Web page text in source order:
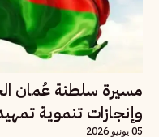
مسيرة سلطنة عُمان
وإنجازات تنموية
05 يونيو 2026